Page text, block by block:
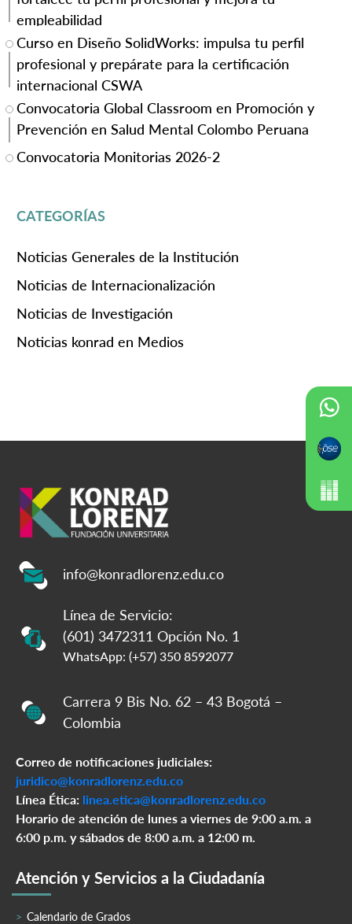
empleabilidad
Curso en Diseño SolidWorks: impulsa tu perfil
profesional y prepárate para la certificación
internacional CSWA
Convocatoria Global Classroom en Promoción y
Prevención en Salud Mental Colombo Peruana
Convocatoria Monitorias 2026-2
CATEGORÍAS
Noticias Generales de la Institución
Noticias de Internacionalización
Noticias de Investigación
Noticias konrad en Medios
info@konradlorenz.edu.co
Línea de Servicio:
(601) 3472311 Opción No. 1
WhatsApp: (+57) 350 8592077
Carrera 9 Bis No. 62 – 43 Bogotá –
Colombia
Correo de notificaciones judiciales:
juridico@konradlorenz.edu.co
Línea Ética: linea.etica@konradlorenz.edu.co
Horario de atención de lunes a viernes de 9:00 a.m. a
6:00 p.m. y sábados de 8:00 a.m. a 12:00 m.
Atención y Servicios a la Ciudadanía
Calendario de Grados